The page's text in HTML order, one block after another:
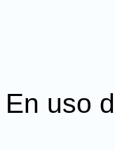
En uso